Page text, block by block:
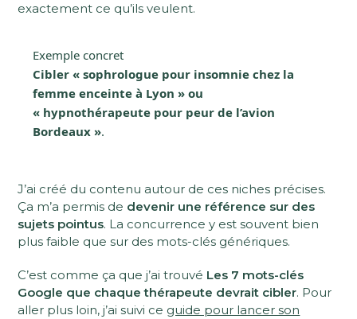
exactement ce qu’ils veulent.
Exemple concret
Cibler « sophrologue pour insomnie chez la
femme enceinte à Lyon » ou
« hypnothérapeute pour peur de l’avion
Bordeaux ».
J’ai créé du contenu autour de ces niches précises.
Ça m’a permis de devenir une référence sur des
sujets pointus. La concurrence y est souvent bien
plus faible que sur des mots-clés génériques.
C’est comme ça que j’ai trouvé Les 7 mots-clés
Google que chaque thérapeute devrait cibler. Pour
aller plus loin, j’ai suivi ce guide pour lancer son